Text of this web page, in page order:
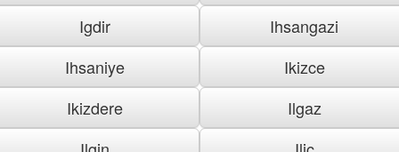
Igdir
Ihsangazi
Ihsaniye
Ikizce
Ikizdere
Ilgaz